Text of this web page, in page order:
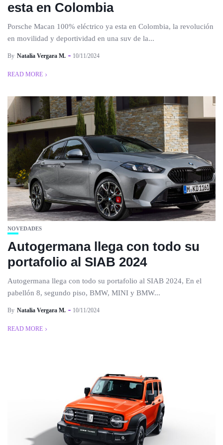
esta en Colombia
Porsche Macan 100% eléctrico ya esta en Colombia, la revolución
en movilidad y deportividad en una suv de la...
By Natalia Vergara M. 10/11/2024
READ MORE
NOVEDADES
Autogermana llega con todo su
portafolio al SIAB 2024
Autogermana llega con todo su portafolio al SIAB 2024, En el
pabellón 8, segundo piso, BMW, MINI y BMW...
By Natalia Vergara M. 10/11/2024
READ MORE